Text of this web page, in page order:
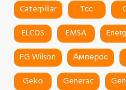
Caterpillar
Tсс
ELCOS
EMSA
FG Wilson
Амперос
Geko
Generac